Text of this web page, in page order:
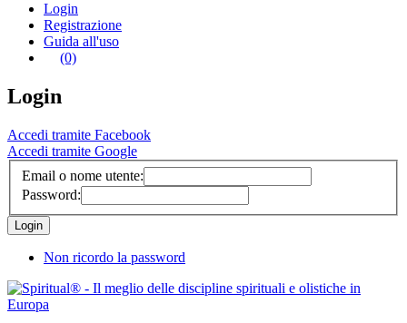
Login
Registrazione
Guida all'uso
(0)
Login
Accedi tramite Facebook
Accedi tramite Google
Email o nome utente:
Password:
Non ricordo la password